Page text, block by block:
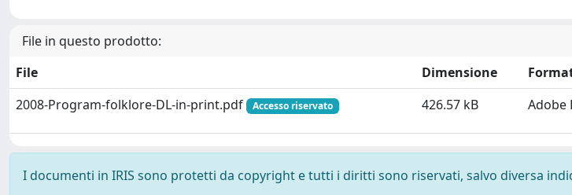
File in questo prodotto:
File
Dimensione
2008-Program-folklore-DL-in-print.pdf
Accesso riservato 426.57 kB Adobe
I documenti in IRIS sono protetti da copyright e tutti i diritti sono riservati, salvo diversa